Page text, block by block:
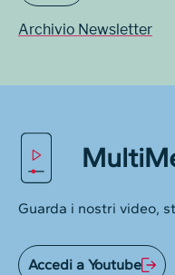
Archivio Newsletter
Guarda i nostri video,
Accedi a Youtube